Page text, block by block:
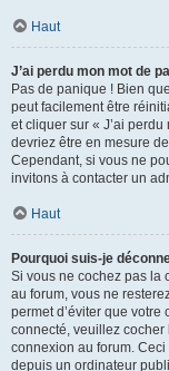
Haut
J’ai perdu mon mot de
Pas de panique ! Bien
peut facilement être
et cliquer sur « J’ai
devriez être en mesure
Cependant, si vous ne
invitons à contacter un
Haut
Pourquoi suis-je
Si vous ne cochez pas la
au forum, vous ne
permet d’éviter que votre
connecté, veuillez cocher
connexion au forum.
depuis un ordinateur